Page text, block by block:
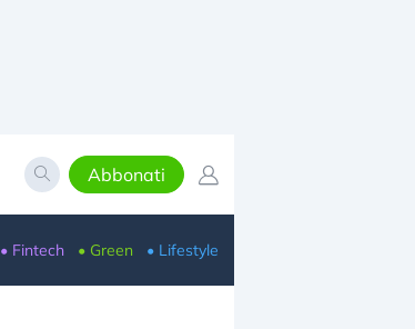
Abbonati
• Fintech • Green • Lifestyle